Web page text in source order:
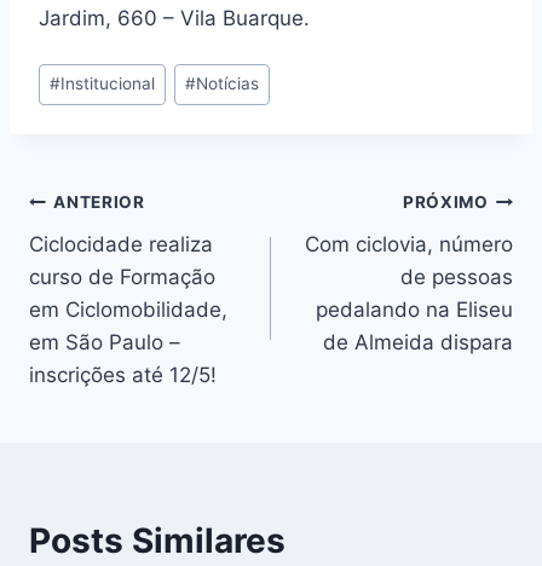
Jardim, 660 – Vila Buarque.
Tags
do
#Institucional #Notícias
Navegação
de
Post
ANTERIOR
Ciclocidade realiza
curso de Formação
em Ciclomobilidade,
em São Paulo –
inscrições até 12/5!
PRÓXIMO
Com ciclovia, número
de pessoas
pedalando na Eliseu
de Almeida dispara
Posts Similares